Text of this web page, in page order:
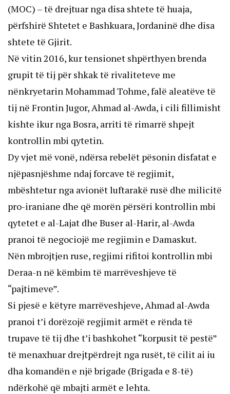
(MOC) – të drejtuar nga disa shtete të huaja,
përfshirë Shtetet e Bashkuara, Jordaninë dhe disa
shtete të Gjirit.
Në vitin 2016, kur tensionet shpërthyen brenda
grupit të tij për shkak të rivaliteteve me
nënkryetarin Mohammad Tohme, falë aleatëve të
tij në Frontin Jugor, Ahmad al-Awda, i cili fillimisht
kishte ikur nga Bosra, arriti të rimarrë shpejt
kontrollin mbi qytetin.
Dy vjet më vonë, ndërsa rebelët pësonin disfatat e
njëpasnjëshme ndaj forcave të regjimit,
mbështetur nga avionët luftarakë rusë dhe milicitë
pro-iraniane dhe që morën përsëri kontrollin mbi
qytetet e al-Lajat dhe Buser al-Harir, al-Awda
pranoi të negociojë me regjimin e Damaskut.
Nën mbrojtjen ruse, regjimi rifitoi kontrollin mbi
Deraa-n në këmbim të marrëveshjeve të
“pajtimeve”.
Si pjesë e këtyre marrëveshjeve, Ahmad al-Awda
pranoi t’i dorëzojë regjimit armët e rënda të
trupave të tij dhe t’i bashkohet “korpusit të pestë”
të menaxhuar drejtpërdrejt nga rusët, të cilit ai iu
dha komandën e një brigade (Brigada e 8-të)
ndërkohë që mbajti armët e lehta.